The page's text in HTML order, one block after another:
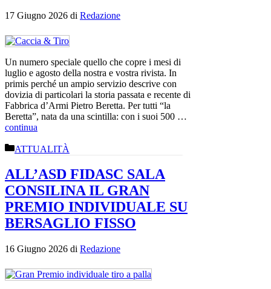
17 Giugno 2026 di Redazione
Un numero speciale quello che copre i mesi di
luglio e agosto della nostra e vostra rivista. In
primis perché un ampio servizio descrive con
dovizia di particolari la storia passata e recente di
Fabbrica d’Armi Pietro Beretta. Per tutti “la
Beretta”, nata da una scintilla: con i suoi 500 …
continua
Categorie
ATTUALITÀ
ALL’ASD FIDASC SALA
CONSILINA IL GRAN
PREMIO INDIVIDUALE SU
BERSAGLIO FISSO
16 Giugno 2026 di Redazione